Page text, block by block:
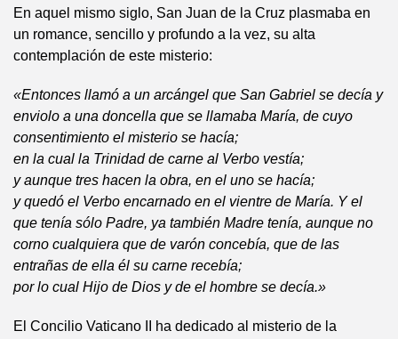
En aquel mismo siglo, San Juan de la Cruz plasmaba en
un romance, sencillo y profundo a la vez, su alta
contemplación de este misterio:
«Entonces llamó a un arcángel que San Gabriel se decía y
enviolo a una doncella que se llamaba María, de cuyo
consentimiento el misterio se hacía;
en la cual la Trinidad de carne al Verbo vestía;
y aunque tres hacen la obra, en el uno se hacía;
y quedó el Verbo encarnado en el vientre de María. Y el
que tenía sólo Padre, ya también Madre tenía, aunque no
corno cualquiera que de varón concebía, que de las
entrañas de ella él su carne recebía;
por lo cual Hijo de Dios y de el hombre se decía.»
El Concilio Vaticano II ha dedicado al misterio de la